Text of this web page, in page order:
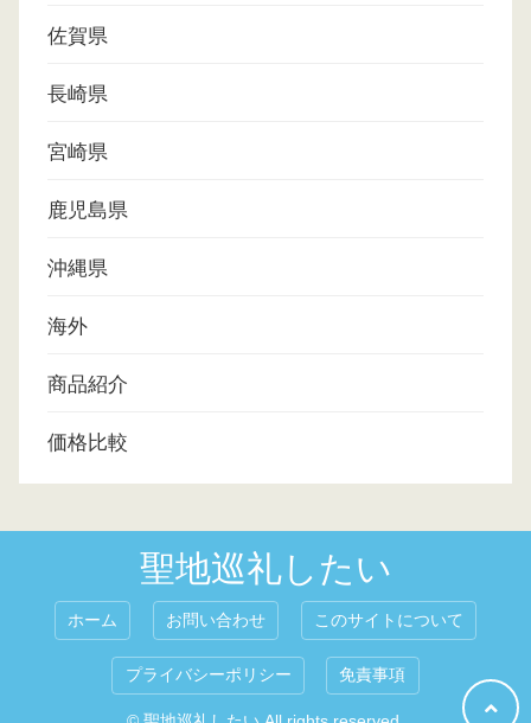
佐賀県
長崎県
宮崎県
鹿児島県
沖縄県
海外
商品紹介
価格比較
聖地巡礼したい
ホーム お問い合わせ このサイトについて
プライバシーポリシー 免責事項